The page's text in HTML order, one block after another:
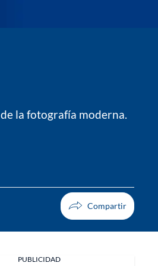
la fotografía moderna.
PUBLICIDAD